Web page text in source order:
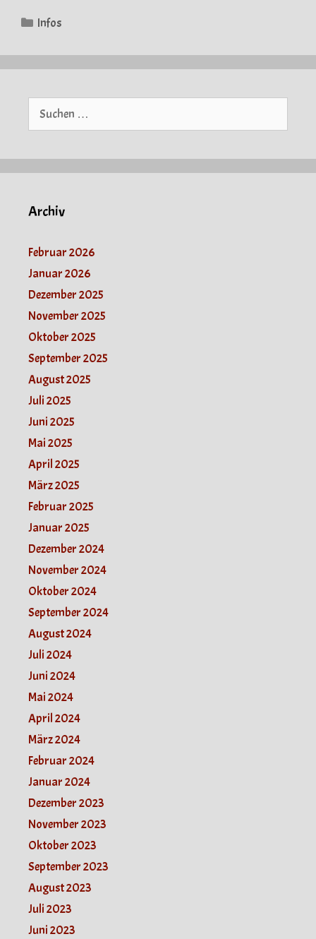
Kategorien
Infos
Suche
Archiv
Februar 2026
Januar 2026
Dezember 2025
November 2025
Oktober 2025
September 2025
August 2025
Juli 2025
Juni 2025
Mai 2025
April 2025
März 2025
Februar 2025
Januar 2025
Dezember 2024
November 2024
Oktober 2024
September 2024
August 2024
Juli 2024
Juni 2024
Mai 2024
April 2024
März 2024
Februar 2024
Januar 2024
Dezember 2023
November 2023
Oktober 2023
September 2023
August 2023
Juli 2023
Juni 2023